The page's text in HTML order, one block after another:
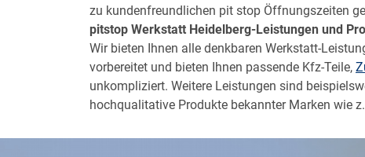
zu kundenfreundlichen pit stop Öffnungszeiten
pitstop Werkstatt Heidelberg-Leistungen und
Wir bieten Ihnen alle denkbaren Werkstatt-
vorbereitet und bieten Ihnen passende Kfz-Teile,
unkompliziert. Weitere Leistungen sind
hochqualitative Produkte bekannter Marken wie